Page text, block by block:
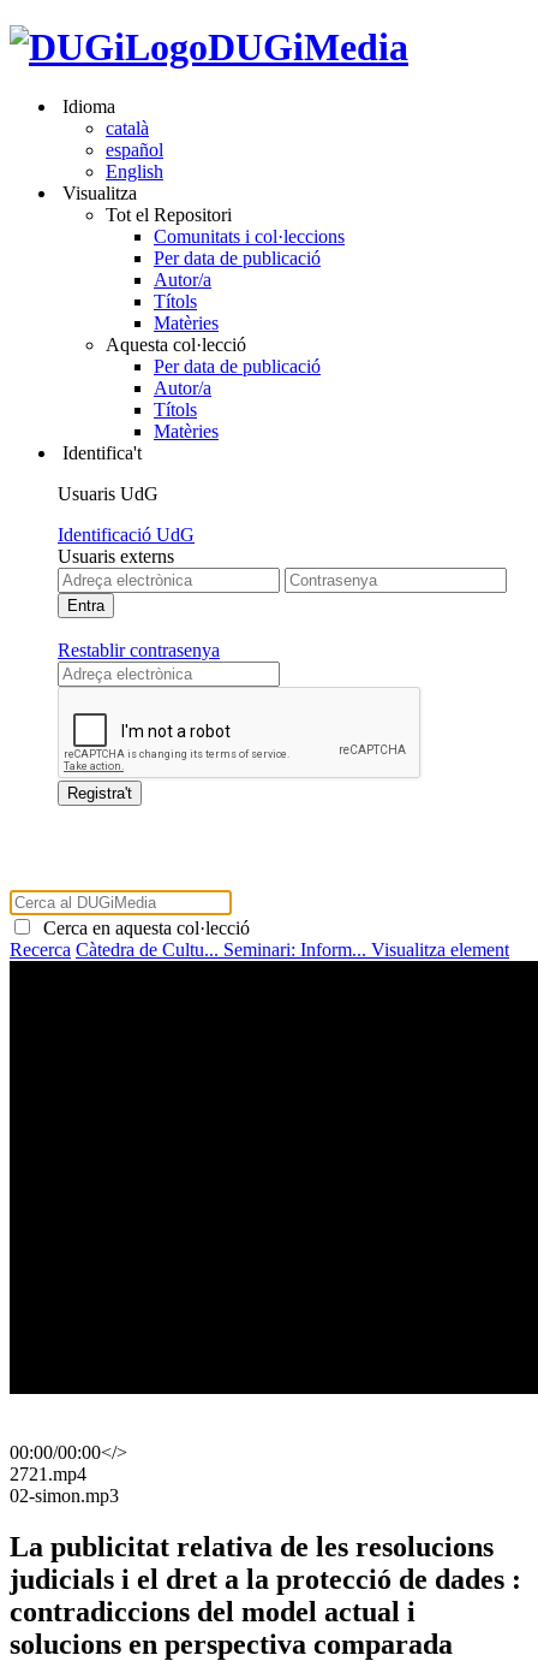
DUGiMedia
Idioma
català
español
English
Visualitza
Tot el Repositori
Comunitats i col·leccions
Per data de publicació
Autor/a
Títols
Matèries
Aquesta col·lecció
Per data de publicació
Autor/a
Títols
Matèries
Identifica't
Usuaris UdG
Identificació UdG
Usuaris externs
Restablir contrasenya
Cerca en aquesta col·lecció
Recerca Càtedra de Cultu... Seminari: Inform... Visualitza element
00:00/00:00</>
​2721.mp4
​02-simon.mp3
La publicitat relativa de les resolucions
judicials i el dret a la protecció de dades :
contradiccions del model actual i
solucions en perspectiva comparada